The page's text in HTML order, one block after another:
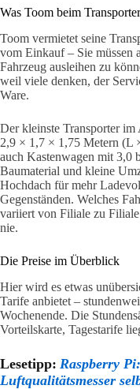
Was Toom beim
Toom vermietet seine
vom Einkauf – Sie müssen
Fahrzeug ausleihen zu
weil viele denken, der
Ware.
Der kleinste Transporter
2,9 × 1,7 × 1,75 Metern (L
auch Kastenwagen mit 3,0
Baumaterial und kleine
Hochdach für mehr
Gegenständen. Welches
variiert von Filiale zu
nie.
Die Preise im Überblick
Hier wird es etwas
Tarife anbietet –
Wochenende. Die
Vorteilskarte, Tagestarife
Lesetipp: Raspberry
Luftqualitätsmesser